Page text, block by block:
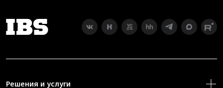
Решения и услуги